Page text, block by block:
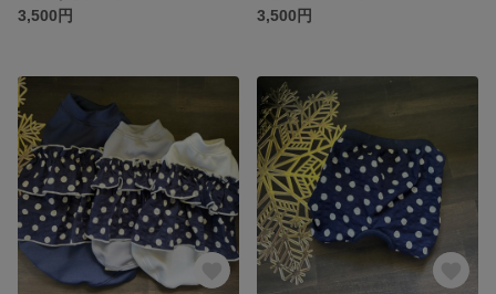
3,500円
3,500円